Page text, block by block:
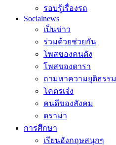
รอบรู้เรื่องรถ
Socialnews
เป็นข่าว
ร่วมด้วยช่วยกัน
โพสของคนดัง
โพสของดารา
ถามหาความยุติธรรม
โคตรเจ๋ง
คนดีของสังคม
ดราม่า
การศึกษา
เรียนอังกฤษสนุกๆ